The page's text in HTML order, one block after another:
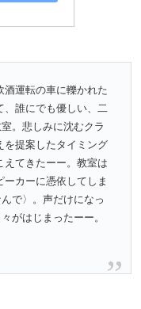
酒運転の車に轢かれた
、誰にでも優しい、二
。悲しみに沈むクラ
を提案したタイミング
えてきたーー。教室は
カーに憑依してしま
で〉。声だけになっ
がはじまったーー。